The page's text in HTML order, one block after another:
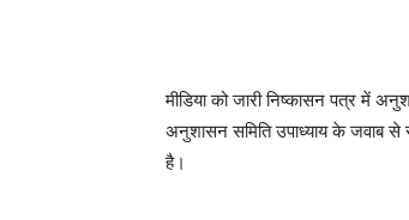
मीडिया को जारी निष्कासन पत्र में
अनुशासन समिति उपाध्याय के जवाब से
है।